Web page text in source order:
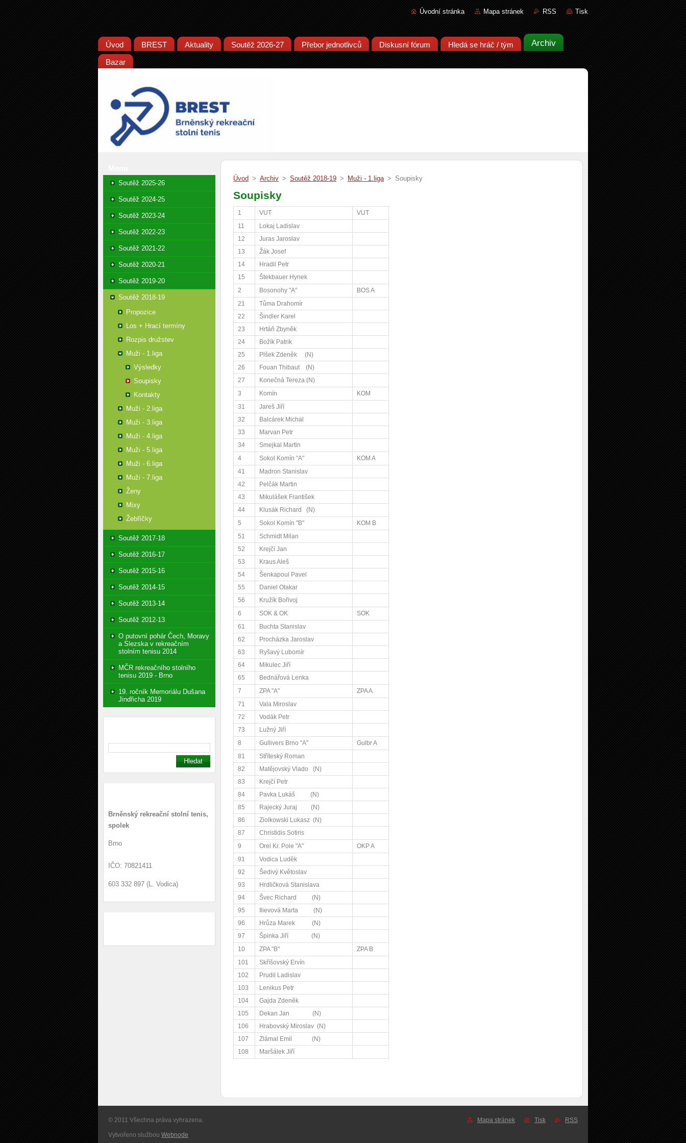
Úvodní stránka Mapa stránek RSS Tisk
Úvod BREST Aktuality Soutěž 2026-27 Přebor jednotlivců Diskusní fórum Hledá se hráč / tým Archiv
Bazar
Soutěž 2025-26
Soutěž 2024-25
Soutěž 2023-24
Soutěž 2022-23
Soutěž 2021-22
Soutěž 2020-21
Soutěž 2019-20
Soutěž 2018-19
Propozice
Los + Hrací termíny
Rozpis družstev
Muži - 1.liga
Výsledky
Soupisky
Kontakty
Muži - 2.liga
Muži - 3.liga
Muži - 4.liga
Muži - 5.liga
Muži - 6.liga
Muži - 7.liga
Ženy
Mixy
Žebříčky
Soutěž 2017-18
Soutěž 2016-17
Soutěž 2015-16
Soutěž 2014-15
Soutěž 2013-14
Soutěž 2012-13
O putovní pohár Čech, Moravy
a Slezska v rekreačním
stolním tenisu 2014
MČR rekreačního stolního
tenisu 2019 - Brno
19. ročník Memoriálu Dušana
Jindřicha 2019
Brněnský rekreační stolní tenis,
spolek
Brno
IČO: 70821411
603 332 897 (L. Vodica)
Úvod > Archiv > Soutěž 2018-19 > Muži - 1.liga > Soupisky
Soupisky
1 VUT
VUT
11
Lokaj Ladislav
12
Juras Jaroslav
13
Žák Josef
14
Hradil Petr
15
Štekbauer Hynek
2
Bosonohy "A"
BOS A
21
Tůma Drahomír
22
Šindler Karel
23
Hrtáň Zbyněk
24
Božík Patrik
25
Plšek Zdeněk (N)
26
Fouan Thibaut (N)
27
Konečná Tereza (N)
3
Komín
KOM
31
Jareš Jiří
32
Balcárek Michal
33
Marvan Petr
34
Smejkal Martin
4
Sokol Komín "A"
KOM A
41
Madron Stanislav
42
Pelčák Martin
43
Mikulášek František
44
Klusák Richard (N)
5
Sokol Komín "B"
KOM B
51
Schmidt Milan
52
Krejčí Jan
53
Kraus Aleš
54
Šenkapoul Pavel
55
Daniel Otakar
56
Kružík Bořivoj
6
SOK & OK
SOK
61
Buchta Stanislav
62
Procházka Jaroslav
63
Ryšavý Lubomír
64
Mikulec Jiří
65
Bednářová Lenka
7
ZPA "A"
ZPA A
71
Vala Miroslav
72
Vodák Petr
73
Lužný Jiří
8
Gullivers Brno "A"
Gulbr A
81
Stříteský Roman
82
Matějovský Vlado (N)
83
Krejčí Petr
84
Pavka Lukáš (N)
85
Rajecký Juraj (N)
86
Ziolkowski Lukasz (N)
87
Christidis Sotiris
9
Orel Kr. Pole "A"
OKP A
91
Vodica Luděk
92
Šedivý Květoslav
93
Hrdličková Stanislava
94
Švec Richard (N)
95
Ilievová Marta (N)
96
Hrůza Marek (N)
97
Špinka Jiří (N)
10
ZPA "B"
ZPA B
101
Skříšovský Ervín
102
Prudil Ladislav
103
Lenikus Petr
104
Gajda Zdeněk
105
Dekan Jan (N)
106
Hrabovský Miroslav (N)
107
Zlámal Emil (N)
108
Maršálek Jiří
Mapa stránek Tisk RSS
© 2011 Všechna práva vyhrazena.
Vytvořeno službou Webnode